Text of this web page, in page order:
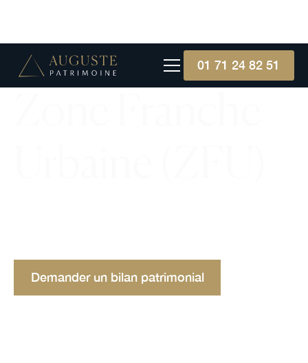
01 71 24 82 51
Demander un bilan patrimonial